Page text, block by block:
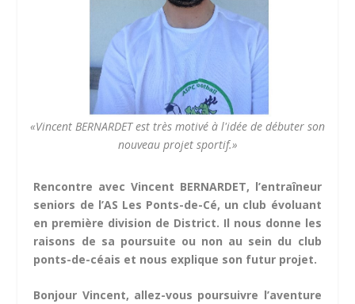
«Vincent BERNARDET est très motivé à l'idée de débuter son
nouveau projet sportif.»
Rencontre avec Vincent BERNARDET, l’entraîneur
seniors de l’AS Les Ponts-de-Cé, un club évoluant
en première division de District. Il nous donne les
raisons de sa poursuite ou non au sein du club
ponts-de-céais et nous explique son futur projet.
Bonjour Vincent, allez-vous poursuivre l’aventure